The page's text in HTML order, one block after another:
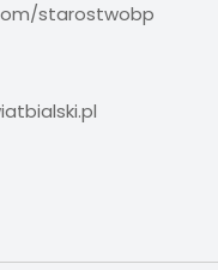
starostwobp